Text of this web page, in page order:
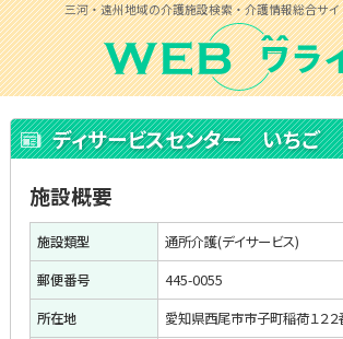
三河・遠州地域の介護施設検索・介護情報総合サ
ディサービスセンター いちご
施設概要
施設類型
通所介護(デイサービス)
郵便番号
445-0055
所在地
愛知県西尾市市子町稲荷１２